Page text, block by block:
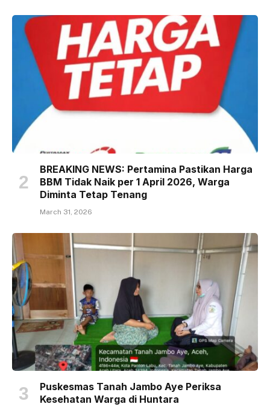
BREAKING NEWS: Pertamina Pastikan Harga
BBM Tidak Naik per 1 April 2026, Warga
Diminta Tetap Tenang
March 31, 2026
Puskesmas Tanah Jambo Aye Periksa
Kesehatan Warga di Huntara